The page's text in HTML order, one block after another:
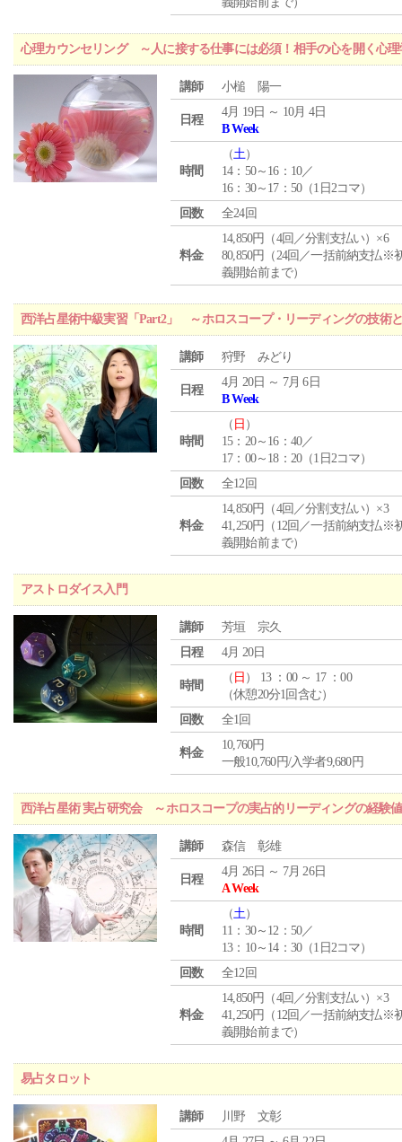
心理カウンセリング ～人に接する仕事には必須！相手の心を開く心理
講師 小槌 陽一
日程
4月 19日 ～ 10月 4日
B Week
時間
（土）
14：50～16：10／
16：30～17：50（1日2コマ）
回数
全24回
料金
14,850円（4回／分割支払い）×6
80,850円（24回／一括前納支払※
義開始前まで）
西洋占星術中級実習「Part2」 ～ホロスコープ・リーディングの技術
講師 狩野 みどり
日程
4月 20日 ～ 7月 6日
B Week
時間
（ 日 ）
15：20～16：40／
17：00～18：20（1日2コマ）
回数
全12回
料金
14,850円（4回／分割支払い）×3
41,250円（12回／一括前納支払※
義開始前まで）
アストロダイス入門
講師
芳垣 宗久
日程
4月 20日
時間
（ 日 ） 13 ：00 ～ 17 ：00
（休憩20分1回含む）
回数
全1回
料金
10,760円
一般10,760円/入学者9,680円
西洋占星術 実占研究会 ～ホロスコープの実占的リーディングの経験
講師 森信 彰雄
日程
4月 26日 ～ 7月 26日
A Week
時間
（土）
11：30～12：50／
13：10～14：30（1日2コマ）
回数
全12回
料金
14,850円（4回／分割支払い）×3
41,250円（12回／一括前納支払※
義開始前まで）
易占タロット
講師 川野 文彰